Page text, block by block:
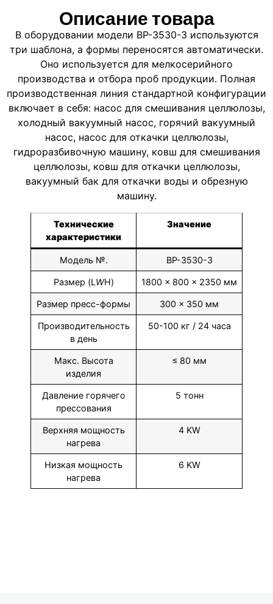
Описание товара
В оборудовании модели BP-3530-3 используются
три шаблона, а формы переносятся автоматически.
Оно используется для мелкосерийного
производства и отбора проб продукции. Полная
производственная линия стандартной конфигурации
включает в себя: насос для смешивания целлюлозы,
холодный вакуумный насос, горячий вакуумный
насос, насос для откачки целлюлозы,
гидроразбивочную машину, ковш для смешивания
целлюлозы, ковш для откачки целлюлозы,
вакуумный бак для откачки воды и обрезную
машину.
Технические
характеристики
Значение
Модель №. BP-3530-3
Размер (LWH) 1800 × 800 × 2350 мм
Размер пресс-формы 300 × 350 мм
Производительность
в день
50-100 кг / 24 часа
Макс. Высота
изделия
≤ 80 мм
Давление горячего
прессования
5 тонн
Верхняя мощность
нагрева
4 KW
Низкая мощность
нагрева
6 KW